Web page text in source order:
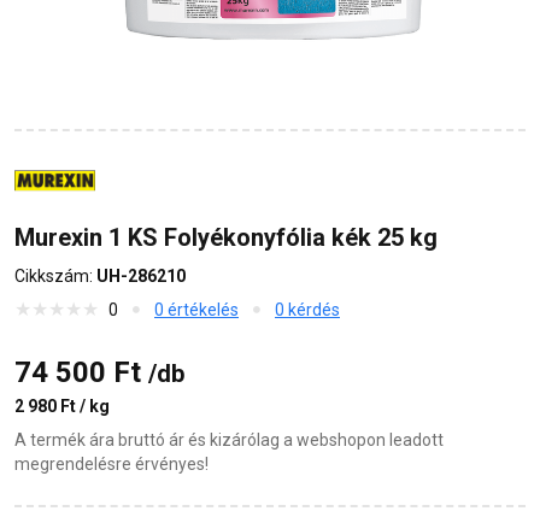
Murexin 1 KS Folyékonyfólia kék 25 kg
Cikkszám: UH-286210
0
0 értékelés 0 kérdés
74 500 Ft /db
2 980 Ft / kg
A termék ára bruttó ár és kizárólag a webshopon leadott
megrendelésre érvényes!